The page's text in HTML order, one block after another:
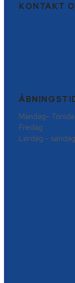
KONTAKT
Mandag-
Fredag
Lørdag - søndag